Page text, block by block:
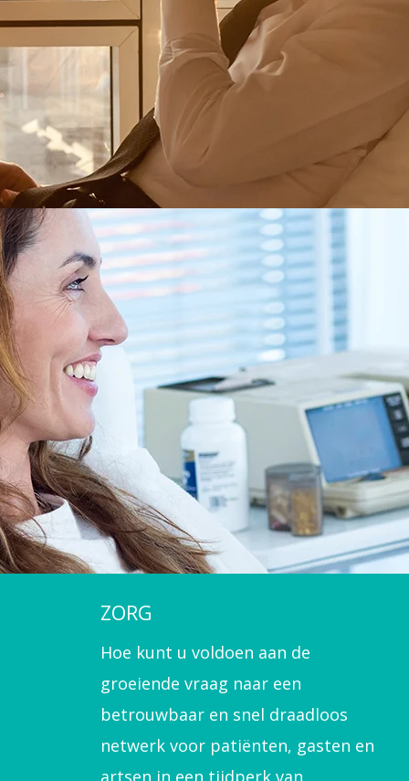
ZORG
Hoe kunt u voldoen aan de
betrouwbaar en snel draadloos
netwerk voor patiënten, gasten en
artsen in een tijdperk van
toenemend netwerkverkeer en